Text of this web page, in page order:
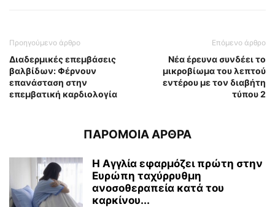
Προηγούμενο άρθρο
Διαδερμικές επεμβάσεις
βαλβίδων: Φέρνουν
επανάσταση στην
επεμβατική καρδιολογία
Επόμενο άρθρο
Νέα έρευνα συνδέει το
μικροβίωμα του λεπτού
εντέρου με τον διαβήτη
τύπου 2
ΠΑΡΟΜΟΙΑ ΑΡΘΡΑ
Η Αγγλία εφαρμόζει πρώτη στην
Ευρώπη ταχύρρυθμη
ανοσοθεραπεία κατά του
καρκίνου...